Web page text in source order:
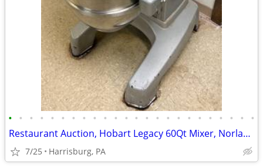
• • • • • • • • • • • • • • • • • • • • • • • •
Restaurant Auction, Hobart Legacy 60Qt Mixer, Norlake Walk-in Freezer
7/25 Harrisburg, PA